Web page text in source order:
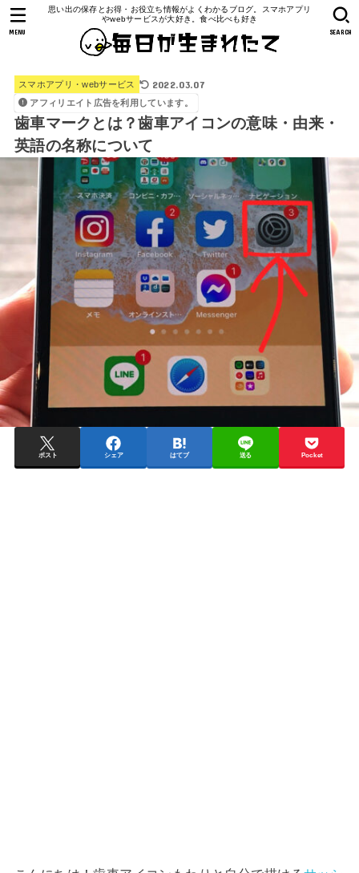
思い出の保存とお得・お役立ち情報がよくわかるブログ。スマホアプリ
やwebサービスが大好き。食べ比べも好き
SEARCH
MENU
スマホアプリ・webサービス 2022.03.07
アフィリエイト広告を利用しています。
歯車マークとは？歯車アイコンの意味・由来・
英語の名称について
ポスト シェア はてブ 送る Pocket